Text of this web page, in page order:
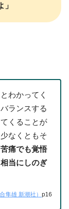
わかってく
ランスする
くることが
なくともそ
苦痛でも覚悟
当にしのぎ
隼雄 新潮社） p16